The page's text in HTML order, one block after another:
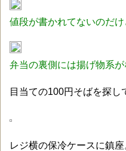
値段が書かれてないのだ
弁当の裏側には揚げ物系が
目当ての100円そばを探
レジ横の保冷ケースに鎮座